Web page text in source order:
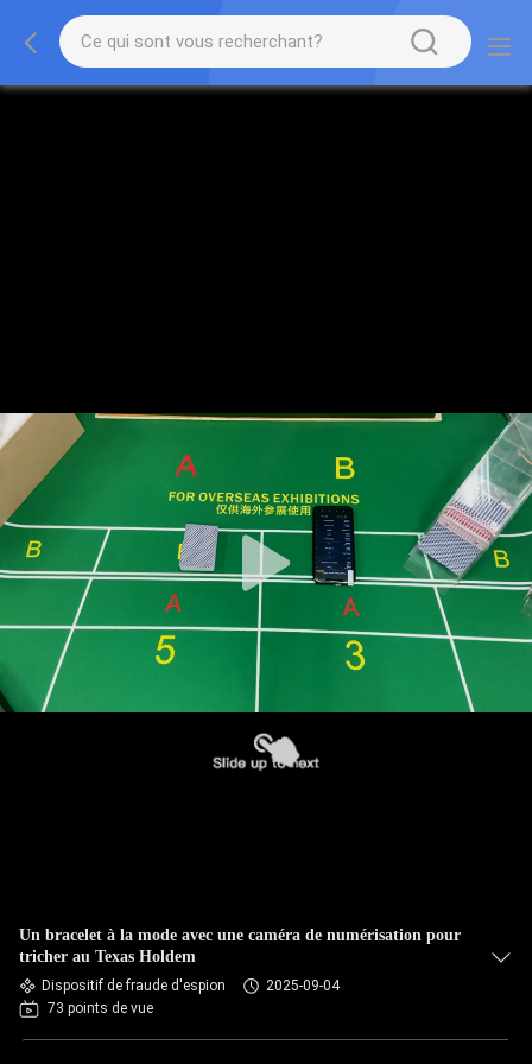
Un bracelet à la mode avec une caméra de numérisation pour
tricher au Texas Holdem
Dispositif de fraude d'espion
2025-09-04
73 points de vue